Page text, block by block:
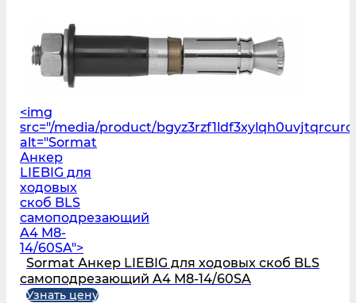
<img
src="/media/product/
alt="Sormat
Анкер
LIEBIG для
ходовых
скоб BLS
самоподрезающий
A4 M8-
14/60SA">
Sormat Анкер LIEBIG для ходовых скоб BLS
самоподрезающий A4 M8-14/60SA
Узнать цену